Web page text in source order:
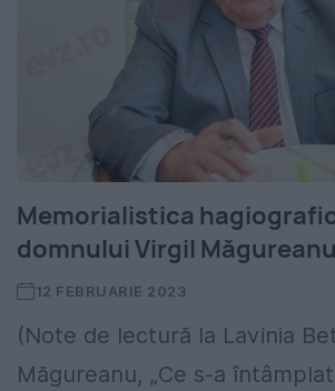
Memorialistica
domnului Virgil Măgureanu
12 FEBRUARIE 2023
(Note de lectură la Lavinia
Măgureanu, „Ce s-a